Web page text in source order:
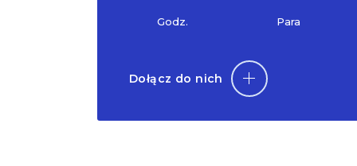
Godz. Para
Dołącz do nich